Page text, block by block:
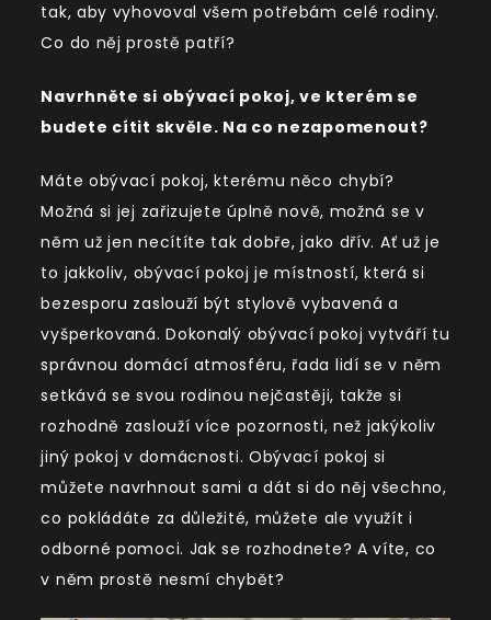
tak, aby vyhovoval všem potřebám celé rodiny.
Co do něj prostě patří?
Navrhněte si obývací pokoj, ve kterém se
budete cítit skvěle. Na co nezapomenout?
Máte obývací pokoj, kterému něco chybí?
Možná si jej zařizujete úplně nově, možná se v
něm už jen necítíte tak dobře, jako dřív. Ať už je
to jakkoliv, obývací pokoj je místností, která si
bezesporu zaslouží být stylově vybavená a
vyšperkovaná. Dokonalý obývací pokoj vytváří tu
správnou domácí atmosféru, řada lidí se v něm
setkává se svou rodinou nejčastěji, takže si
rozhodně zaslouží více pozornosti, než jakýkoliv
jiný pokoj v domácnosti. Obývací pokoj si
můžete navrhnout sami a dát si do něj všechno,
co pokládáte za důležité, můžete ale využít i
odborné pomoci. Jak se rozhodnete? A víte, co
v něm prostě nesmí chybět?